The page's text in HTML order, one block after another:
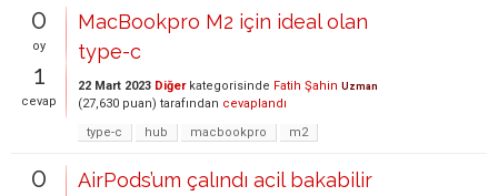
0
oy
1
cevap
MacBookpro M2 için ideal olan
type-c
22 Mart 2023 Diğerkategorisinde Fatih Şahin Uzman
(27,630 puan) tarafından cevaplandı
type-c
hub macbookpro m2
0
AirPods’um çalındı acil bakabilir